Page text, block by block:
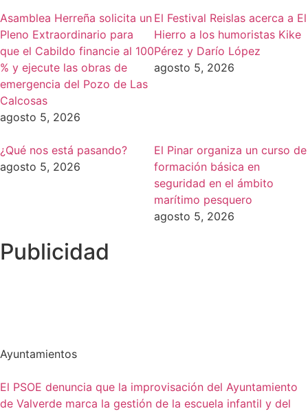
Asamblea Herreña solicita un
Pleno Extraordinario para
que el Cabildo financie al 100
% y ejecute las obras de
emergencia del Pozo de Las
Calcosas
agosto 5, 2026
El Festival Reislas acerca a El
Hierro a los humoristas Kike
Pérez y Darío López
agosto 5, 2026
¿Qué nos está pasando?
agosto 5, 2026
El Pinar organiza un curso de
formación básica en
seguridad en el ámbito
marítimo pesquero
agosto 5, 2026
Publicidad
Ayuntamientos
El PSOE denuncia que la improvisación del Ayuntamiento
de Valverde marca la gestión de la escuela infantil y del